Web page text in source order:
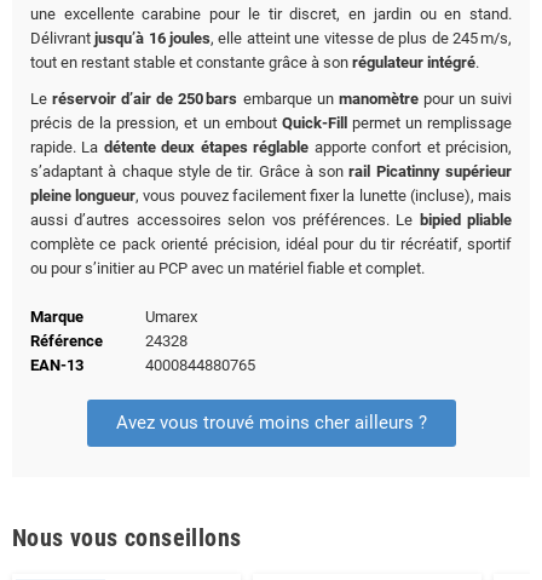
une excellente carabine pour le tir discret, en jardin ou en stand.
Délivrantjusqu’à 16 joules, elle atteint une vitesse de plus de 245 m/s,
tout en restant stable et constante grâce à son régulateur intégré.
Leréservoir d’air de 250 bars embarque un manomètrepour un suivi
précis de la pression, et un embout Quick-Fill
permet un remplissage
rapide. La détente deux étapes réglable apporte confort et précision,
s’adaptant à chaque style de tir. Grâce à sonrail Picatinny supérieur
pleine longueur, vous pouvez facilement fixer la lunette (incluse), mais
aussi d’autres accessoires selon vos préférences. Le bipied pliable
complète ce pack orienté précision, idéal pour du tir récréatif, sportif
ou pour s’initier au PCP avec un matériel fiable et complet.
Marque
Umarex
Référence
24328
EAN-13
4000844880765
Avez vous trouvé moins cher ailleurs ?
Nous vous conseillons